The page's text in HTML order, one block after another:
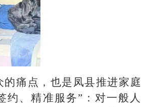
的痛点，也是凤县推进家庭
约、精准服务”：对一般人